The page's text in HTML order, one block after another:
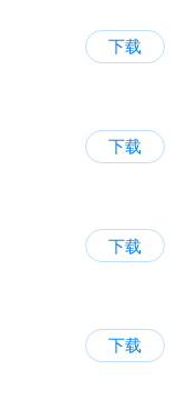
下载
下载
下载
下载